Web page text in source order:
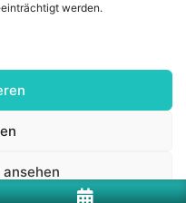
werden.
E-Mail